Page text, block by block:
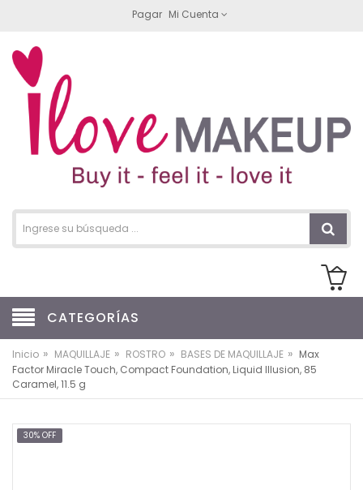
Pagar Mi Cuenta
CATEGORÍAS
Inicio » MAQUILLAJE » ROSTRO » BASES DE MAQUILLAJE » Max
Factor Miracle Touch, Compact Foundation, Liquid Illusion, 85
Caramel, 11.5 g
30% OFF